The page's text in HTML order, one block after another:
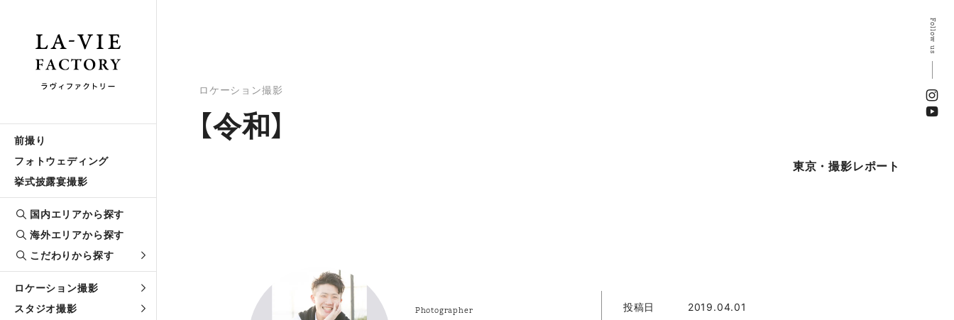
前撮り
フォトウェディング
挙式披露宴撮影
国内エリアから探す
海外エリアから探す
こだわりから探す
ロケーション撮影
スタジオ撮影
ロケーション撮影
【令和】
東京・撮影レポート
Follow us
Photographer 投稿日
2019.04.01